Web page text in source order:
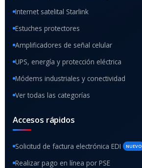
Internet satelital Starlink
Estuches protectores
Amplificadores de señal celular
UPS, energía y protección eléctrica
Módems industriales y conectividad
Ver todas las categorías
Accesos rápidos
Solicitud de factura electrónica EDI NUEVO
Realizar pago en línea por PSE